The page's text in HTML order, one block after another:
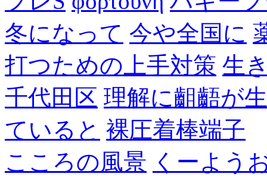
冬になって 今や全国に
打つための上手対策 生
千代田区 理解に齟齬が
ていると 裸圧着棒端子
こころの風景 くーよう